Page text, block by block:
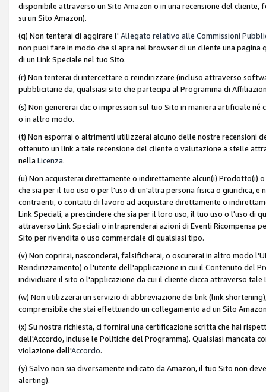
disponibile attraverso un Sito Amazon o in una recensione del
su un Sito Amazon).
(q) Non tenterai di aggirare l' Allegato relativo alle Commissioni
non puoi fare in modo che si apra nel browser di un cliente una
di un Link Speciale nel tuo Sito.
(r) Non tenterai di intercettare o reindirizzare (incluso attraverso
pubblicitarie da, qualsiasi sito che partecipa al Programma di
(s) Non genererai clic o impression sul tuo Sito in maniera artificiale
o in altro modo.
(t) Non esporrai o altrimenti utilizzerai alcuno delle nostre recensioni
ottenuto un link a tale recensione del cliente o valutazione a stelle
nella Licenza.
(u) Non acquisterai direttamente o indirettamente alcun(i) Prodotto(i)
che sia per il tuo uso o per l'uso di un'altra persona fisica o giuridica,
contraenti, o contatti di lavoro ad acquistare direttamente o
Link Speciali, a prescindere che sia per il loro uso, il tuo uso o l'uso di
attraverso Link Speciali o intraprenderai azioni di Eventi
Sito per rivendita o uso commerciale di qualsiasi tipo.
(v) Non coprirai, nasconderai, falsificherai, o oscurerai in altro modo
Reindirizzamento) o l'utente dell'applicazione in cui il Contenuto del
individuare il sito o l'applicazione da cui il cliente clicca attraverso tale
(w) Non utilizzerai un servizio di abbreviazione dei link (link
comprensibile che stai effettuando un collegamento ad un Sito
(x) Su nostra richiesta, ci fornirai una certificazione scritta che hai
dell'Accordo, incluse le Politiche del Programma). Qualsiasi mancata
violazione dell'Accordo.
(y) Salvo non sia diversamente indicato da Amazon, il tuo Sito non
alerting).